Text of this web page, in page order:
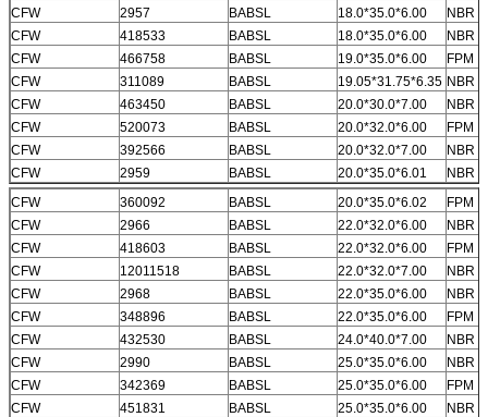
CFW
2957 BABSL 18.0*35.0*6.00
NBR
CFW
418533 BABSL 18.0*35.0*6.00
NBR
CFW
466758 BABSL 19.0*35.0*6.00
FPM
CFW
311089 BABSL 19.05*31.75*6.35 NBR
CFW
463450 BABSL 20.0*30.0*7.00
NBR
CFW
520073 BABSL 20.0*32.0*6.00
FPM
CFW
392566 BABSL 20.0*32.0*7.00
NBR
CFW
2959 BABSL 20.0*35.0*6.01
NBR
CFW
360092 BABSL 20.0*35.0*6.02
FPM
CFW
2966 BABSL 22.0*32.0*6.00
NBR
CFW
418603 BABSL 22.0*32.0*6.00
FPM
CFW
12011518 BABSL 22.0*32.0*7.00
NBR
CFW
2968 BABSL 22.0*35.0*6.00
NBR
CFW
348896 BABSL 22.0*35.0*6.00
FPM
CFW
432530 BABSL 24.0*40.0*7.00
NBR
CFW
2990 BABSL 25.0*35.0*6.00
NBR
CFW
342369 BABSL 25.0*35.0*6.00
FPM
CFW
451831 BABSL 25.0*35.0*6.00
NBR